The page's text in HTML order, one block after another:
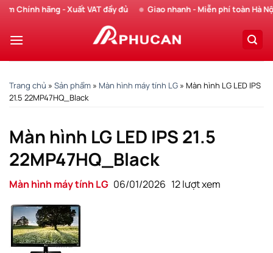
Chuyển
nội
Chính hãng - Xuất VAT đầy đủ Giao nhanh - Miễn phí toàn Hà Nội
Trang chủ » Sản phẩm » Màn hình máy tính LG » Màn hình LG LED IPS
21.5 22MP47HQ_Black
Màn hình LG LED IPS 21.5
22MP47HQ_Black
Màn hình máy tính LG 06/01/2026 12 lượt xem